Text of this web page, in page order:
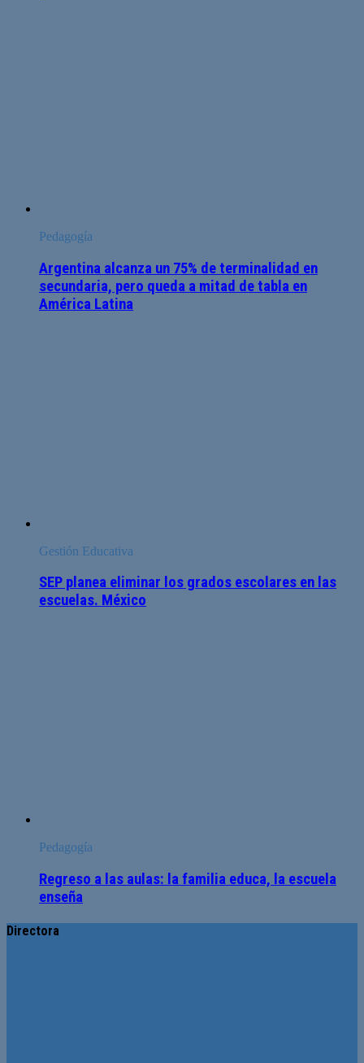
Pedagogía
Argentina alcanza un 75% de terminalidad en
secundaria, pero queda a mitad de tabla en
América Latina
Gestión Educativa
SEP planea eliminar los grados escolares en las
escuelas. México
Pedagogía
Regreso a las aulas: la familia educa, la escuela
enseña
Directora